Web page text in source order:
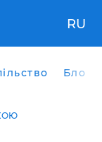
RU
Блоги